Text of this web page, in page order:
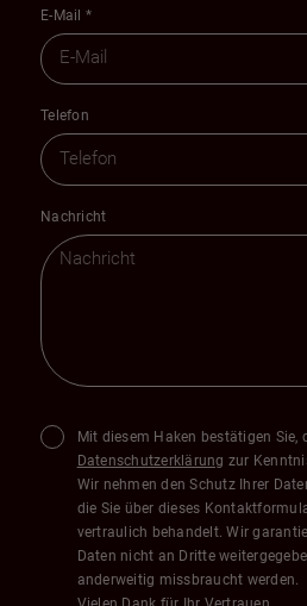
E-Mail *
Telefon
Nachricht
Mit diesem Haken bestätigen Sie,
Datenschutzerklärung zur
Wir nehmen den Schutz Ihrer
die Sie über dieses
vertraulich behandelt. Wir
Daten nicht an Dritte
anderweitig missbraucht werden.